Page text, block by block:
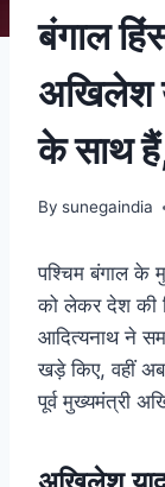
बंगाल
अखिलेश
के साथ
By sunegaindia
पश्चिम बंगाल के
को लेकर देश की
आदित्यनाथ ने
खड़े किए, वहीं अब
पूर्व मुख्यमंत्री